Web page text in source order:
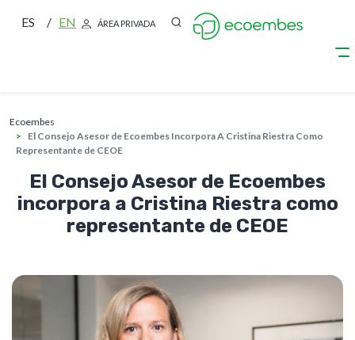
Pasar al contenido principal
ES EN ÁREA PRIVADA
sobrescribir enlaces de ayuda a la
ecoembes
El Consejo Asesor de Ecoembes Incorpora A Cristina Riestra Como
Representante de CEOE
El Consejo Asesor de Ecoembes
incorpora a Cristina Riestra como
representante de CEOE